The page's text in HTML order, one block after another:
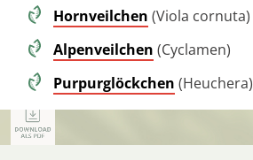
Hornveilchen (Viola cornuta)
Alpenveilchen (Cyclamen)
Purpurglöckchen (Heuchera)